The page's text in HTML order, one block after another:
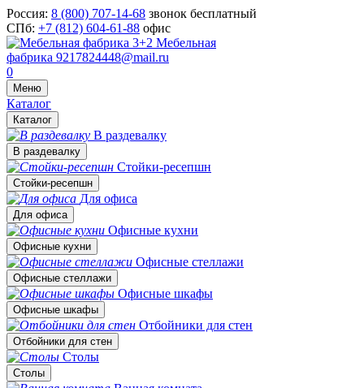
Россия: 8 (800) 707-14-68 звонок бесплатный
СПб: +7 (812) 604-61-88 офис
Мебельная
фабрика 9217824448@mail.ru
0
Меню
Каталог
Каталог
В раздевалку
В раздевалку
Стойки-ресепшн
Стойки-ресепшн
Для офиса
Для офиса
Офисные кухни
Офисные кухни
Офисные стеллажи
Офисные стеллажи
Офисные шкафы
Офисные шкафы
Отбойники для стен
Отбойники для стен
Столы
Столы